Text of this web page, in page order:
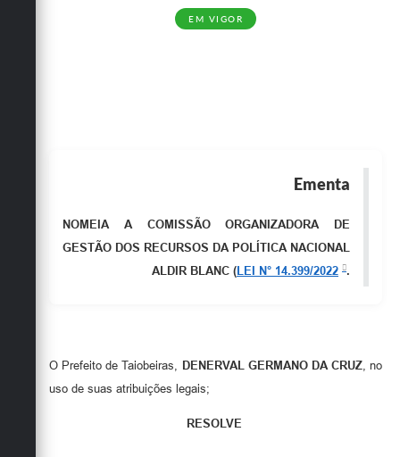
Galeria de Vídeos
Telefones Úteis
EM VIGOR
Ementa
NOMEIA A COMISSÃO ORGANIZADORA DE
GESTÃO DOS RECURSOS DA POLÍTICA NACIONAL
ALDIR BLANC ( LEI N° 14.399/2022 .
O Prefeito de Taiobeiras, DENERVAL GERMANO DA CRUZ, no
uso de suas atribuições legais;
RESOLVE